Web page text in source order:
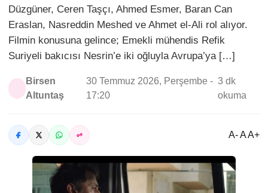
Düzgüner, Ceren Taşçı, Ahmed Esmer, Baran Can
Eraslan, Nasreddin Meshed ve Ahmet el-Ali rol alıyor.
Filmin konusuna gelince; Emekli mühendis Refik
Suriyeli bakıcısı Nesrin’e iki oğluyla Avrupa’ya […]
Birsen
Altuntaş
30 Temmuz 2026, Perşembe -
17:20
3 dk
okuma
A- A A+